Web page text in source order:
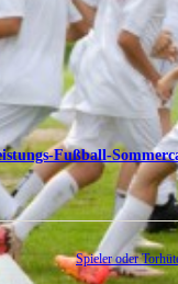
für Athleten, die nach höchstem
Fußball-
Spieler oder